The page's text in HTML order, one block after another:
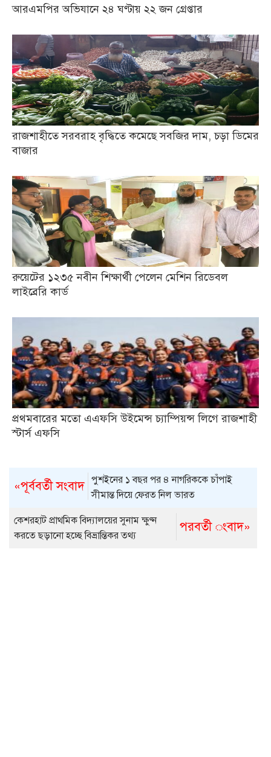
আরএমপির অভিযানে ২৪ ঘণ্টায় ২২ জন গ্রেপ্তার
রাজশাহীতে সরবরাহ বৃদ্ধিতে কমেছে সবজির দাম, চড়া ডিমের
বাজার
রুয়েটের ১২৩৫ নবীন শিক্ষার্থী পেলেন মেশিন রিডেবল
লাইব্রেরি কার্ড
প্রথমবারের মতো এএফসি উইমেন্স চ্যাম্পিয়ন্স লিগে রাজশাহী
স্টার্স এফসি
«পূর্ববর্তী সংবাদ পুশইনের ১ বছর পর ৪ নাগরিককে চাঁপাই
সীমান্ত দিয়ে ফেরত নিল ভারত
পরবর্তী ংবাদ»
কেশরহাট প্রাথমিক বিদ্যালয়ের সুনাম ক্ষুণ্ন
করতে ছড়ানো হচ্ছে বিভ্রান্তিকর তথ্য